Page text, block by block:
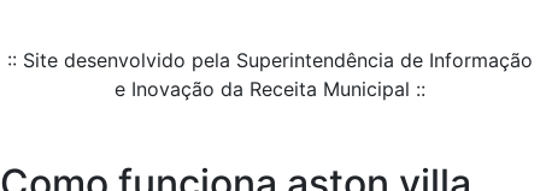
:: Site desenvolvido pela Superintendência de Informação
e Inovação da Receita Municipal ::